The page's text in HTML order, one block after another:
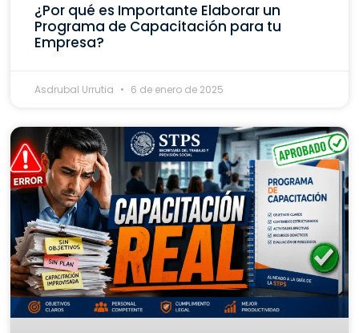
¿Por qué es Importante Elaborar un
Programa de Capacitación para tu
Empresa?
Asdrubal Urrutia 6 de enero de 2025